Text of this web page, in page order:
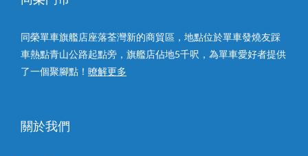
同榮單車旗艦店座落荃灣新的商貿區，地點位於單車發燒友踩
車熱點青山公路起點旁，旗艦店佔地5千呎，為單車愛好者提供
了一個聚腳點！ 暸解更多
關於我們